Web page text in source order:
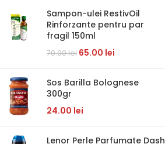
Sampon-ulei RestivOil
Rinforzante pentru par
fragil 150ml
70.00lei 65.00 lei
Sos Barilla Bolognese
300gr
24.00 lei
Lenor Perle Parfumate Dash